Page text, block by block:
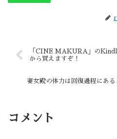
「CINE MAKURA」の
から買えますぞ！
妻女殿の体力は回復過程にある
コメント